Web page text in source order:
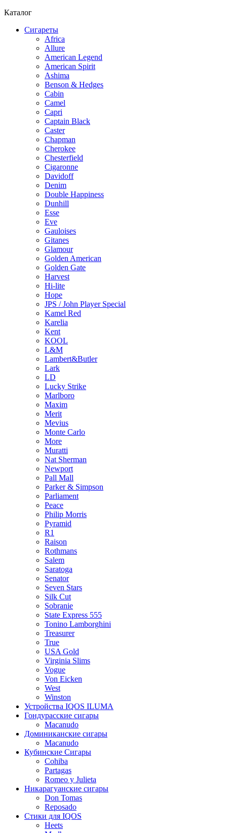
Каталог
Сигареты
Africa
Allure
American Legend
American Spirit
Ashima
Benson & Hedges
Cabin
Camel
Capri
Captain Black
Caster
Chapman
Cherokee
Chesterfield
Cigaronne
Davidoff
Denim
Double Happiness
Dunhill
Esse
Eve
Gauloises
Gitanes
Glamour
Golden American
Golden Gate
Harvest
Hi-lite
Hope
JPS / John Player Special
Kamel Red
Karelia
Kent
KOOL
L&M
Lambert&Butler
Lark
LD
Lucky Strike
Marlboro
Maxim
Merit
Mevius
Monte Carlo
More
Muratti
Nat Sherman
Newport
Pall Mall
Parker & Simpson
Parliament
Peace
Philip Morris
Pyramid
R1
Raison
Rothmans
Salem
Saratoga
Senator
Seven Stars
Silk Cut
Sobranie
State Express 555
Tonino Lamborghini
Treasurer
True
USA Gold
Virginia Slims
Vogue
Von Eicken
West
Winston
Устройства IQOS ILUMA
Гондурасские сигары
Macanudo
Доминиканские сигары
Macanudo
Кубинские Сигары
Cohiba
Partagas
Romeo y Julieta
Никарагуанские сигары
Don Tomas
Reposado
Стики для IQOS
Heets